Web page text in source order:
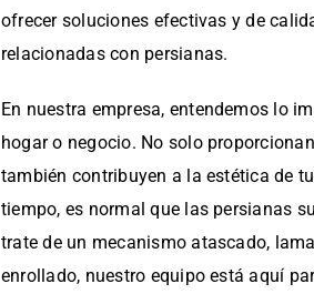
ofrecer soluciones efectivas y de
relacionadas con persianas.
En nuestra empresa, entendemos lo
hogar o negocio. No solo
también contribuyen a la estética de
tiempo, es normal que las persianas
trate de un mecanismo atascado,
enrollado, nuestro equipo está aquí